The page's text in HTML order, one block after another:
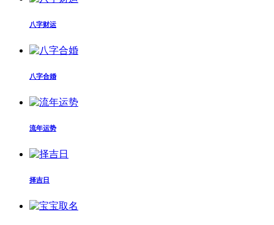
八字财运
八字合婚
流年运势
择吉日